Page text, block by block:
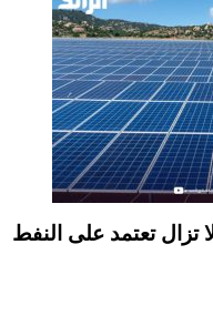
تزال تعتمد على النفط